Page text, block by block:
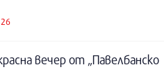
вечер от „Павелбанско